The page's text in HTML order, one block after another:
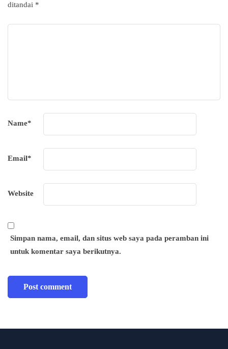
ditandai *
Name*
Email*
Website
Simpan nama, email, dan situs web saya pada peramban ini
untuk komentar saya berikutnya.